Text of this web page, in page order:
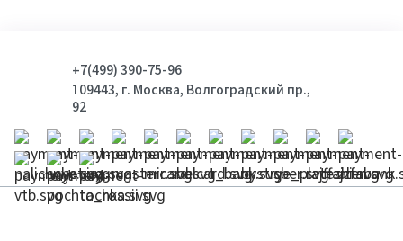
+7(499) 390-75-96
109443, г. Москва, Волгоградский пр.,
92